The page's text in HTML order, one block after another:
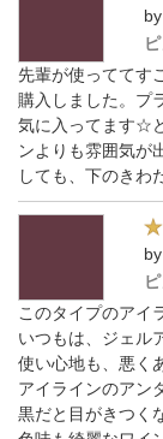
先輩が使っててす
購入しました。プ
気に入ってます☆
ンよりも雰囲気が
しても、下のきわ
このタイプのアイ
いつもは、ジェル
使い心地も、悪く
アイラインのアン
黒だと目がきつく